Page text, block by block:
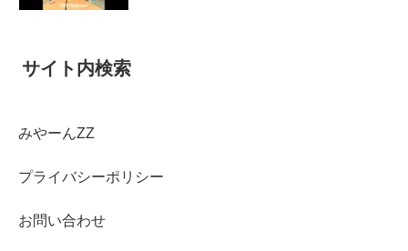
サイト内検索
みやーんZZ
プライバシーポリシー
お問い合わせ